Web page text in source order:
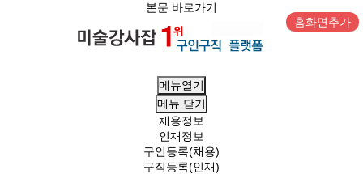
본문 바로가기
홈화면추가
메뉴열기
메뉴 닫기
채용정보
인재정보
구인등록(채용)
구직등록(인재)